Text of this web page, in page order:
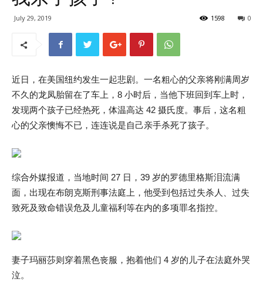
July 29, 2019 0
1598
近日，在美国纽约发生一起悲剧。一名粗心的父亲将刚满周岁
不久的龙凤胎留在了车上，8 小时后，当他下班回到车上时，
发现两个孩子已经热死，体温高达 42 摄氏度。事后，这名粗
心的父亲懊悔不已，连连说是自己亲手杀死了孩子。
综合外媒报道，当地时间 27 日，39 岁的罗德里格斯泪流满
面，出现在布朗克斯刑事法庭上，他受到包括过失杀人、过失
致死及致命错误危及儿童福利等在内的多项罪名指控。
妻子玛丽莎则穿着黑色丧服，抱着他们 4 岁的儿子在法庭外哭
泣。